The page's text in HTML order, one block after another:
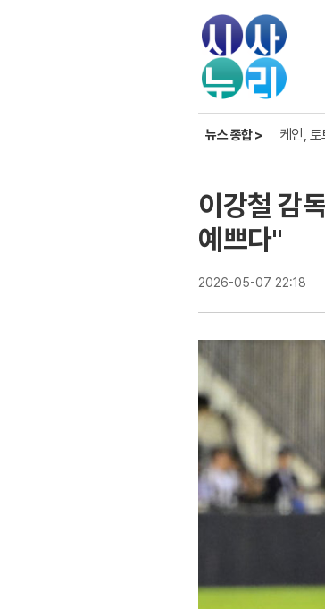
뉴스 종합 >
한준수
케인,
이강철 감
예쁘다"
2026-05-07 22:18